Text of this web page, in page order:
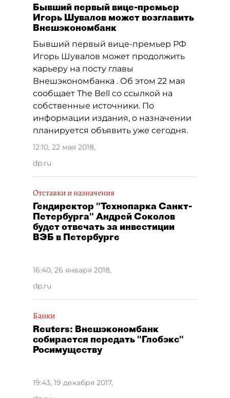
Бывший первый вице-премьер
Игорь Шувалов может возглавить
Внешэкономбанк
Бывший первый вице-премьер РФ
Игорь Шувалов может продолжить
карьеру на посту главы
Внешэкономбанка . Об этом 22 мая
сообщает The Bell со ссылкой на
собственные источники. По
информации издания, о назначении
планируется объявить уже сегодня.
12:10, 22 мая 2018,
dp.ru
Отставки и назначения
Гендиректор "Технопарка Санкт-
Петербурга" Андрей Соколов
будет отвечать за инвестиции
ВЭБ в Петербурге
16:40, 26 января 2018,
dp.ru
Банки
Reuters: Внешэкономбанк
собирается передать "Глобэкс"
Росимуществу
19:43, 19 декабря 2017,